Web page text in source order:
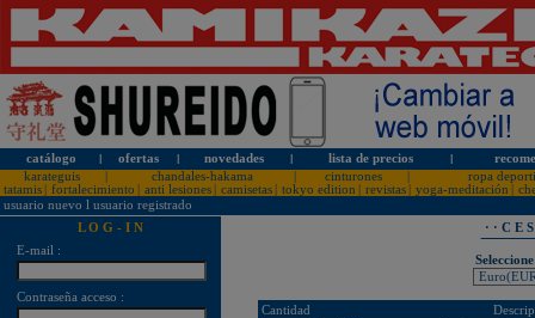
catálogo l ofertas l novedades l lista de precios l
karateguis
chandales-hakama cinturones
ropa
tatamis
fortalecimiento anti lesiones camisetas tokyo edition revistas yoga-meditación
usuario nuevo l usuario registrado
L O G - I N
E-mail :
Contraseña acceso :
¡PERSONALICE LOS
KARATEGUIS KAMIKAZE CON
SU LOGOTIPO!
· · C E
Cantidad